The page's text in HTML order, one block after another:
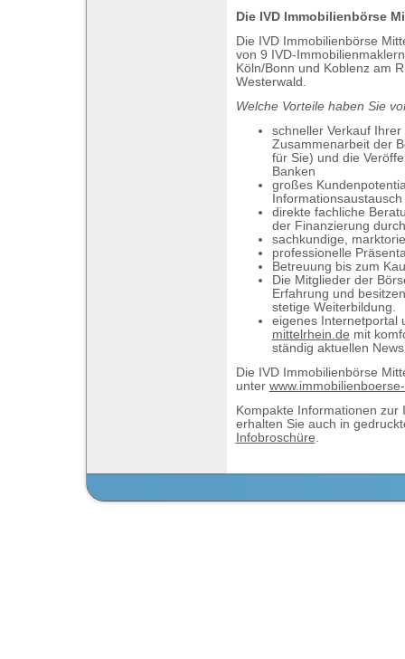
Die IVD Immobilienbörse
Die IVD Immobilienbörse
von 9 IVD-
Köln/Bonn und Koblenz am
Westerwald.
Welche Vorteile haben Sie
schneller Verkauf
Zusammenarbeit der
für Sie) und die
Banken
großes
direkte fachliche
der Finanzierung
sachkundige,
professionelle
Betreuung bis zum
Die Mitglieder der
Erfahrung und
stetige Weiterbildung.
eigenes Internetportal
mittelrhein.de mit
ständig aktuellen
Die IVD Immobilienbörse
unter
Kompakte Informationen
erhalten Sie auch in
Infobroschüre.